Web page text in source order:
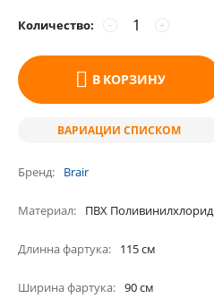
Количество: +
−
В КОРЗИНУ
ВАРИАЦИИ СПИСКОМ
Бренд Brair
Материал ПВХ Поливинилхлорид
Длинна фартука 115см
Ширина фартука 90см